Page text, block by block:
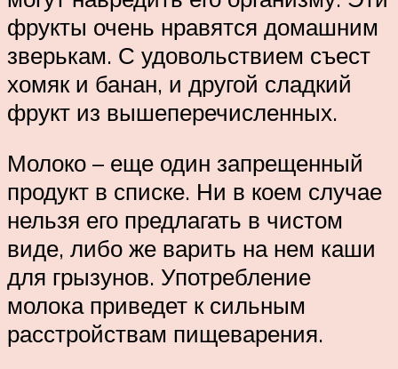
фрукты очень нравятся домашним
зверькам. С удовольствием съест
хомяк и банан, и другой сладкий
фрукт из вышеперечисленных.
Молоко – еще один запрещенный
продукт в списке. Ни в коем случае
нельзя его предлагать в чистом
виде, либо же варить на нем каши
для грызунов. Употребление
молока приведет к сильным
расстройствам пищеварения.